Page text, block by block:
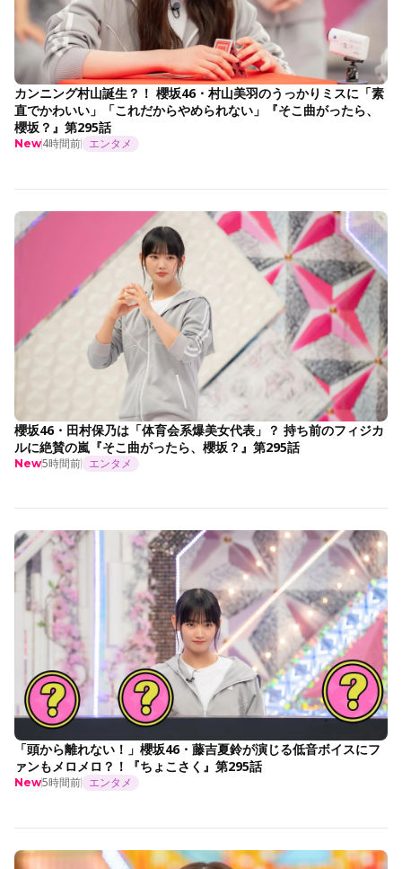
カンニング村山誕生？！ 櫻坂46・村山美羽のうっかりミスに「素
直でかわいい」「これだからやめられない」『そこ曲がったら、
櫻坂？』第295話
New4時間前 エンタメ
櫻坂46・田村保乃は「体育会系爆美女代表」？ 持ち前のフィジカ
ルに絶賛の嵐『そこ曲がったら、櫻坂？』第295話
New5時間前 エンタメ
「頭から離れない！」櫻坂46・藤吉夏鈴が演じる低音ボイスにフ
ァンもメロメロ？！『ちょこさく』第295話
New5時間前 エンタメ